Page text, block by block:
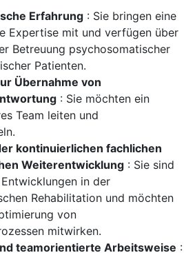
Erfahrung : Sie bringen eine
Expertise mit und verfügen über
Betreuung psychosomatischer
Patienten.
Übernahme von
: Sie möchten ein
Team leiten und
kontinuierlichen fachlichen
Weiterentwicklung : Sie sind
in der
Rehabilitation und möchten
von
mitwirken.
teamorientierte Arbeitsweise :